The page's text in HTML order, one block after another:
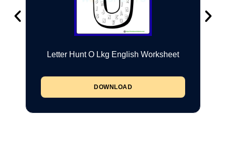
Letter Hunt O Lkg English Worksheet
DOWNLOAD